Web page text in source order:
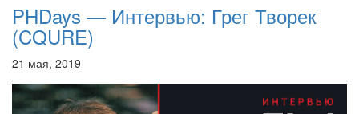
PHDays — Интервью: Грег Творек
(CQURE)
21 мая, 2019